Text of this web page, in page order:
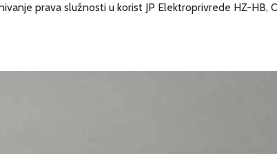
prava služnosti u korist JP Elektroprivrede HZ-HB,